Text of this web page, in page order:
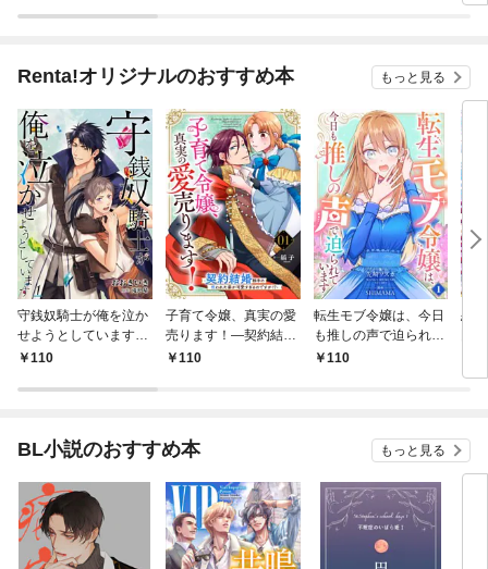
Renta!オリジナルのおすすめ本 もっと見る
守銭奴騎士が俺を泣か
せようとしています
【単話】 1
110
子育て令嬢、真実の愛
売ります！―契約結婚
相手の呪われた姿が可
110
転生モブ令嬢は、今日
も推しの声で迫られて
います【単話】 1
110
恋
BL小説のおすすめ本 もっと見る